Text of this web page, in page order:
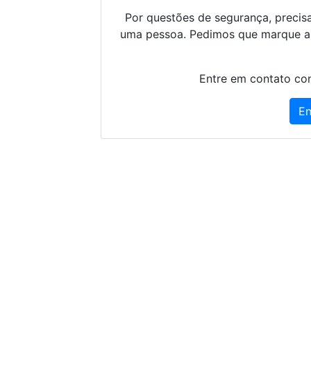
Por questões de segurança,
uma pessoa. Pedimos que marque
Entre em contato